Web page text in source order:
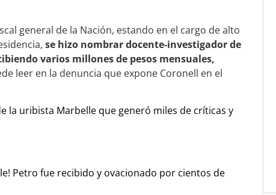
general de la Nación, estando en el cargo de alto
se hizo nombrar docente-investigador de
varios millones de pesos mensuales,
leer en la denuncia que expone Coronell en el
la uribista Marbelle que generó miles de críticas y
Petro fue recibido y ovacionado por cientos de